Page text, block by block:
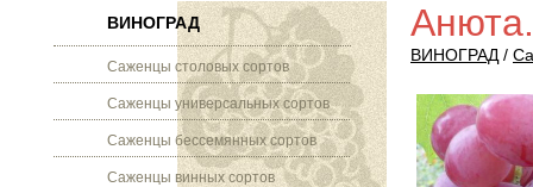
ВИНОГРАД
Саженцы столовых сортов
Саженцы универсальных сортов
Саженцы бессемянных сортов
Саженцы винных сортов
Анюта.
ВИНОГРАД /